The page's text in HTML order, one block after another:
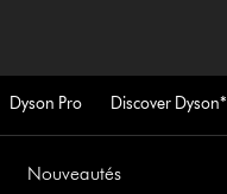
Dyson Pro Discover Dyson*
Nouveautés